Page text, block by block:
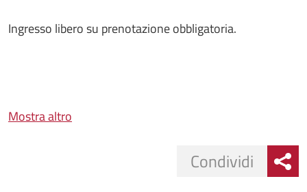
Ingresso libero su prenotazione obbligatoria.
Mostra altro
Condividi